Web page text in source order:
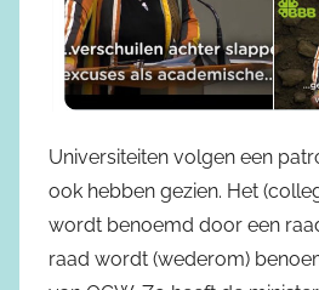
Universiteiten volgen een
ook hebben gezien. Het
wordt benoemd door een
raad wordt (wederom)